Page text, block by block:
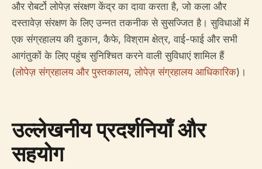
और रोबर्टो लोपेज़ संरक्षण केंद्र का दावा करता है, जो कला और
दस्तावेज़ संरक्षण के लिए उन्नत तकनीक से सुसज्जित है। सुविधाओं में
एक संग्रहालय की दुकान, कैफे, विश्राम क्षेत्र, वाई-फाई और सभी
आगंतुकों के लिए पहुंच सुनिश्चित करने वाली सुविधाएं शामिल हैं
(लोपेज़ संग्रहालय और पुस्तकालय,लोपेज़ संग्रहालय आधिकारिक)।
उल्लेखनीय प्रदर्शनियाँ और
सहयोग